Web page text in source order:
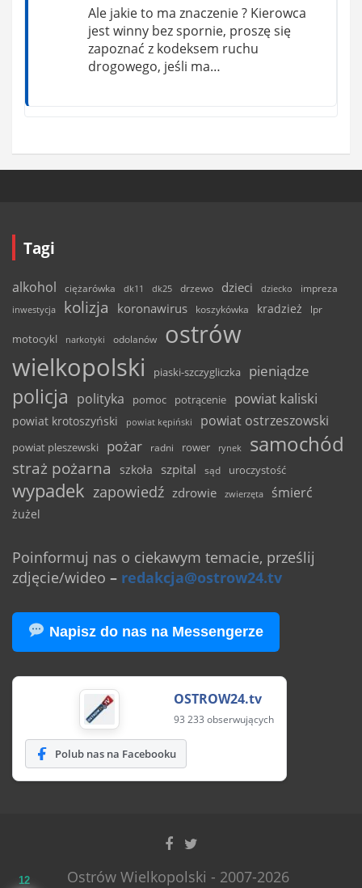
Ale jakie to ma znaczenie ? Kierowca
jest winny bez spornie, proszę się
zapoznać z kodeksem ruchu
drogowego, jeśli ma…
Tagi
alkohol ciężarówka dk11 dk25 drzewo dzieci dziecko
impreza
inwestycja
kolizja koronawirus koszykówka kradzież lpr
motocykl narkotyki odolanów
ostrów
wielkopolski
piaski-szczygliczka pieniądze
policja polityka pomoc potrącenie powiat kaliski
powiat krotoszyński powiat kępiński powiat ostrzeszowski
powiat pleszewski pożar radni rower rynek samochód
straż pożarna szkoła szpital sąd uroczystość
wypadek zapowiedź zdrowie zwierzęta śmierć
żużel
Poinformuj nas o ciekawym temacie, prześlij
zdjęcie/wideo – redakcja@ostrow24.tv
Napisz do nas na Messengerze
OSTROW24.tv
93 233 obserwujących
Polub nas na Facebooku
Ostrów Wielkopolski - 2007-2026
12